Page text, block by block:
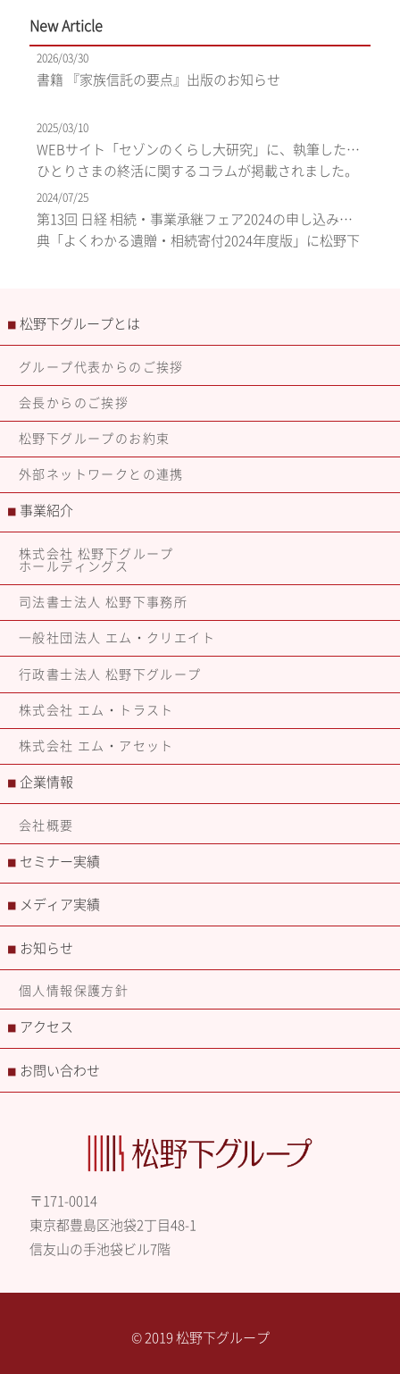
New Article
2026/03/30
書籍 『家族信託の要点』出版のお知らせ
2025/03/10
WEBサイト「セゾンのくらし大研究」に、執筆したお
ひとりさまの終活に関するコラムが掲載されました。
2024/07/25
第13回 日経 相続・事業承継フェア2024の申し込み特
典「よくわかる遺贈・相続寄付2024年度版」に松野下
■ 松野下グループとは
グループ代表からのご挨拶
会長からのご挨拶
松野下グループのお約束
外部ネットワークとの連携
■ 事業紹介
株式会社 松野下グループ
ホールディングス
司法書士法人 松野下事務所
一般社団法人 エム・クリエイト
行政書士法人 松野下グループ
株式会社 エム・トラスト
株式会社 エム・アセット
■ 企業情報
会社概要
■ セミナー実績
■ メディア実績
■ お知らせ
個人情報保護方針
■ アクセス
■ お問い合わせ
〒171-0014
東京都豊島区池袋2丁目48-1
信友山の手池袋ビル7階
© 2019 松野下グループ